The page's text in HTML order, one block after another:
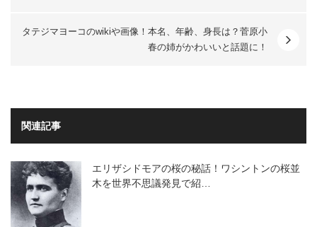
タテジマヨーコのwikiや画像！本名、年齢、身長は？菅原小
春の姉がかわいいと話題に！
関連記事
エリザシドモアの桜の秘話！ワシントンの桜並
木を世界不思議発見で紹…